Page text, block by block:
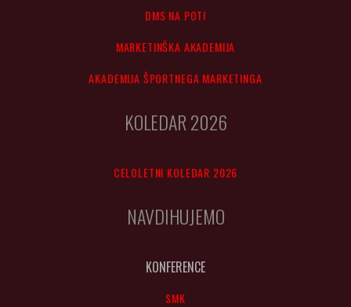
DMS NA POTI
MARKETINŠKA AKADEMIJA
AKADEMIJA ŠPORTNEGA MARKETINGA
KOLEDAR 2026
CELOLETNI KOLEDAR 2026
NAVDIHUJEMO
KONFERENCE
SMK